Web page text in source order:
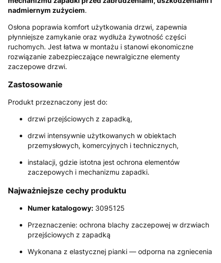
nadmiernym zużyciem.
Osłona poprawia komfort użytkowania drzwi, zapewnia
płynniejsze zamykanie oraz wydłuża żywotność części
ruchomych. Jest łatwa w montażu i stanowi ekonomiczne
rozwiązanie zabezpieczające newralgiczne elementy
zaczepowe drzwi.
Zastosowanie
Produkt przeznaczony jest do:
drzwi przejściowych z zapadką,
drzwi intensywnie użytkowanych w obiektach
przemysłowych, komercyjnych i technicznych,
instalacji, gdzie istotna jest ochrona elementów
zaczepowych i mechanizmu zapadki.
Najważniejsze cechy produktu
Numer katalogowy: 3095125
Przeznaczenie: ochrona blachy zaczepowej w drzwiach
przejściowych z zapadką
Wykonana z elastycznej pianki — odporna na zgniecenia